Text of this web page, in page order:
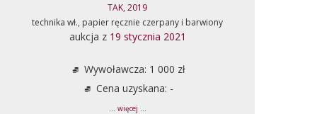
TAK, 2019
technika wł., papier ręcznie czerpany i barwiony
aukcja z 19 stycznia 2021
Wywoławcza: 1 000 zł
Cena uzyskana: -
... więcej ...